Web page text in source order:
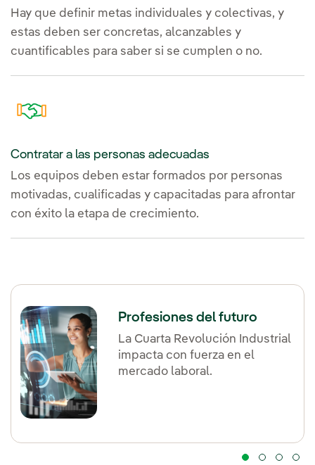
Hay que definir metas individuales y colectivas, y
estas deben ser concretas, alcanzables y
cuantificables para saber si se cumplen o no.
Contratar a las personas adecuadas
Los equipos deben estar formados por personas
motivadas, cualificadas y capacitadas para afrontar
con éxito la etapa de crecimiento.
Profesiones del futuro
La Cuarta Revolución Industrial
impacta con fuerza en el
mercado laboral.